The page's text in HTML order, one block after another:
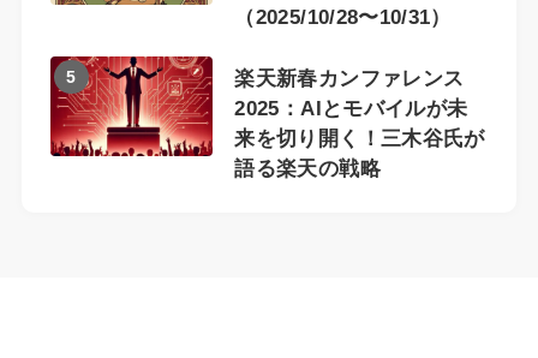
（2025/10/28〜10/31）
5
楽天新春カンファレンス
2025：AIとモバイルが未
来を切り開く！三木谷氏が
語る楽天の戦略